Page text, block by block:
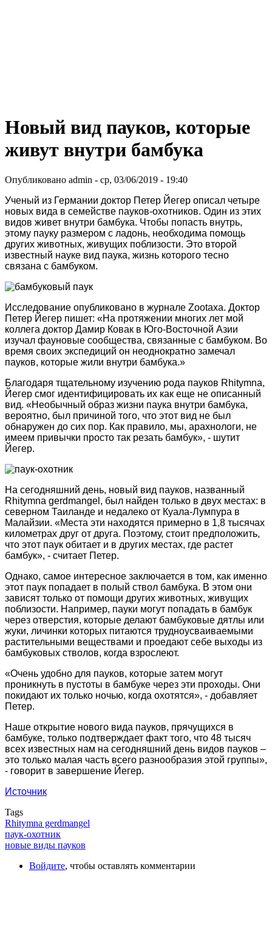
Новый вид пауков, которые
живут внутри бамбука
Опубликовано admin - ср, 03/06/2019 - 19:40
Ученый из Германии доктор Петер Йегер описал четыре
новых вида в семействе пауков-охотников. Один из этих
видов живет внутри бамбука. Чтобы попасть внутрь,
этому пауку размером с ладонь, необходима помощь
других животных, живущих поблизости. Это второй
известный науке вид паука, жизнь которого тесно
связана с бамбуком.
Исследование опубликовано в журнале Zootaxa. Доктор
Петер Йегер пишет: «На протяжении многих лет мой
коллега доктор Дамир Ковак в Юго-Восточной Азии
изучал фауновые сообщества, связанные с бамбуком. Во
время своих экспедиций он неоднократно замечал
пауков, которые жили внутри бамбука.»
Благодаря тщательному изучению рода пауков Rhitymna,
Йегер смог идентифицировать их как еще не описанный
вид. «Необычный образ жизни паука внутри бамбука,
вероятно, был причиной того, что этот вид не был
обнаружен до сих пор. Как правило, мы, арахнологи, не
имеем привычки просто так резать бамбук», - шутит
Йегер.
На сегодняшний день, новый вид пауков, названный
Rhitymna gerdmangel, был найден только в двух местах: в
северном Таиланде и недалеко от Куала-Лумпура в
Малайзии. «Места эти находятся примерно в 1,8 тысячах
километрах друг от друга. Поэтому, стоит предположить,
что этот паук обитает и в других местах, где растет
бамбук», - считает Петер.
Однако, самое интересное заключается в том, как именно
этот паук попадает в полый ствол бамбука. В этом они
зависят только от помощи других животных, живущих
поблизости. Например, пауки могут попадать в бамбук
через отверстия, которые делают бамбуковые дятлы или
жуки, личинки которых питаются трудноусваиваемыми
растительными веществами и проедают себе выходы из
бамбуковых стволов, когда взрослеют.
«Очень удобно для пауков, которые затем могут
проникнуть в пустоты в бамбуке через эти проходы. Они
покидают их только ночью, когда охотятся», - добавляет
Петер.
Наше открытие нового вида пауков, прячущихся в
бамбуке, только подтверждает факт того, что 48 тысяч
всех известных нам на сегодняшний день видов пауков –
это только малая часть всего разнообразия этой группы»,
- говорит в завершение Йегер.
Источник
Tags
Rhitymna gerdmangel
паук-охотник
новые виды пауков
Войдите, чтобы оставлять комментарии